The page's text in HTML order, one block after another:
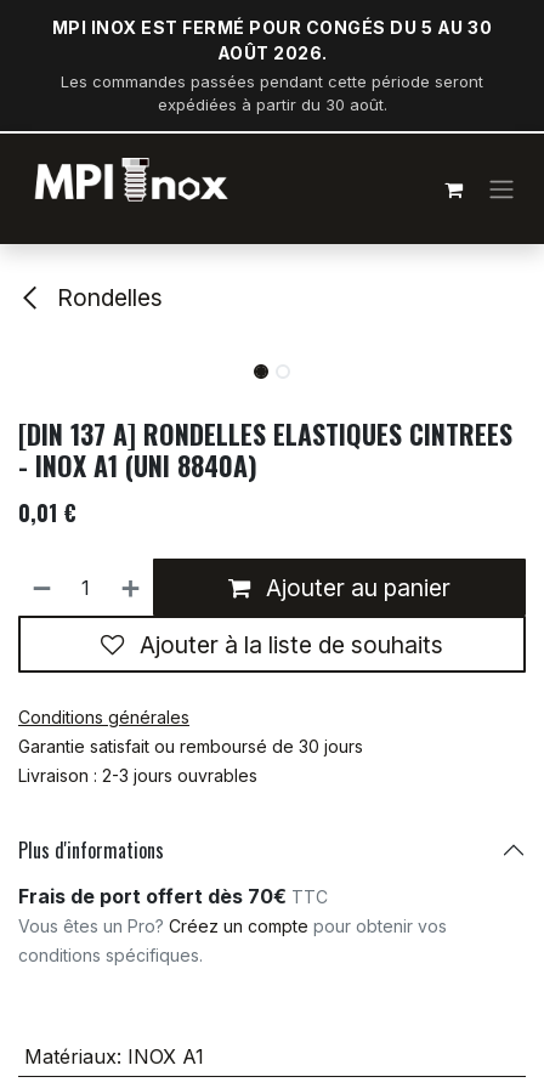
Se rendre au contenu
MPI INOX EST FERMÉ POUR CONGÉS DU 5 AU 30
AOÛT 2026.
Les commandes passées pendant cette période seront
expédiées à partir du 30 août.
Rondelles
[DIN 137 A] RONDELLES ELASTIQUES CINTREES
- INOX A1 (UNI 8840A)
0,01 €
Ajouter au panier
Ajouter à la liste de souhaits
Conditions générales
Garantie satisfait ou remboursé de 30 jours
Livraison : 2-3 jours ouvrables
Plus d'informations
Frais de port offert dès 70€ TTC
Vous êtes un Pro? Créez un compte pour obtenir vos
conditions spécifiques.
Matériaux: INOX A1